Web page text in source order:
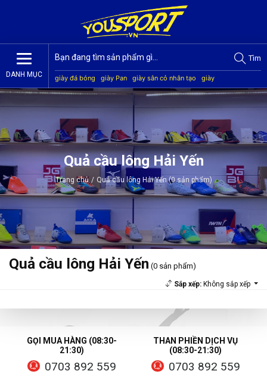
DANH MỤC
Tìm
giày đá bóng giày Pan giày sân cỏ nhân tạo
giày
Jogarbola
giày Mitre giày Akka quần áo bóng đá
giày
Quả cầu lông Hải Yến
Trang chủ / Quả cầu lông Hải Yến (0 sản phẩm)
Quả cầu lông Hải Yến (0 sản phẩm)
Sắp xếp:Không sắp xếp
GỌI MUA HÀNG (08:30-
21:30)
0703 892 559
THAN PHIỀN DỊCH VỤ
(08:30-21:30)
0703 892 559